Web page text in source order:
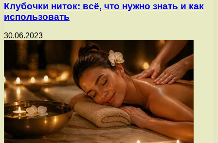
Клубочки ниток: всё, что нужно знать и как
использовать
30.06.2023